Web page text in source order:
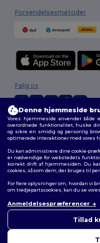
Forsendelsesmetoder
2026. Alle
Vilkår og Betingelser|
cookies|Sitemap
Følg os
Denne hjemmeside
Vores hjemmeside anvender både
overordnede funktionalitet, huske
og sikre en smidig og personlig
optimerede interaktioner med vores
Du kan administrere dine cookie-
er nødvendige for webstedets
korrekt drift af hjemmesiden. Du
cookies, såsom dem, der bruges til
For flere oplysninger om, hvordan vi
om tredjepartscookies, kan du se vores
Anmeldelsespræferencer
Tillad